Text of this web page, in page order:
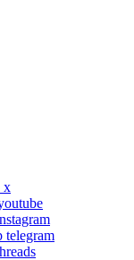
x
telegram